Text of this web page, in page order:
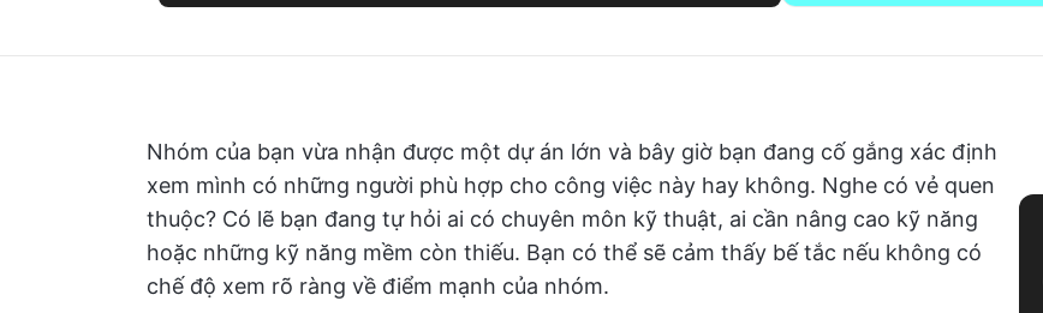
Nhóm của bạn vừa nhận được một dự án lớn và bây giờ bạn đang cố gắng xác định
xem mình có những người phù hợp cho công việc này hay không. Nghe có vẻ quen
thuộc? Có lẽ bạn đang tự hỏi ai có chuyên môn kỹ thuật, ai cần nâng cao kỹ năng
hoặc những kỹ năng mềm còn thiếu. Bạn có thể sẽ cảm thấy bế tắc nếu không có
chế độ xem rõ ràng về điểm mạnh của nhóm.